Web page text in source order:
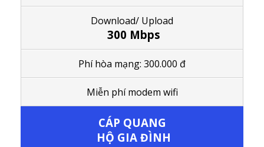
Download/ Upload
300 Mbps
Phí hòa mạng: 300.000 đ
Miễn phí modem wifi
CÁP QUANG
HỘ GIA ĐÌNH